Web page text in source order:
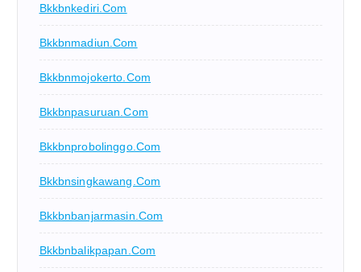
Bkkbnkediri.com
Bkkbnmadiun.com
Bkkbnmojokerto.com
Bkkbnpasuruan.com
Bkkbnprobolinggo.com
Bkkbnsingkawang.com
Bkkbnbanjarmasin.com
Bkkbnbalikpapan.com